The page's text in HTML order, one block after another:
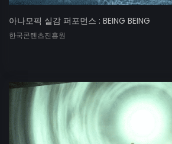
아나모픽 실감 퍼포먼스 : BEING BEING
한국콘텐츠진흥원